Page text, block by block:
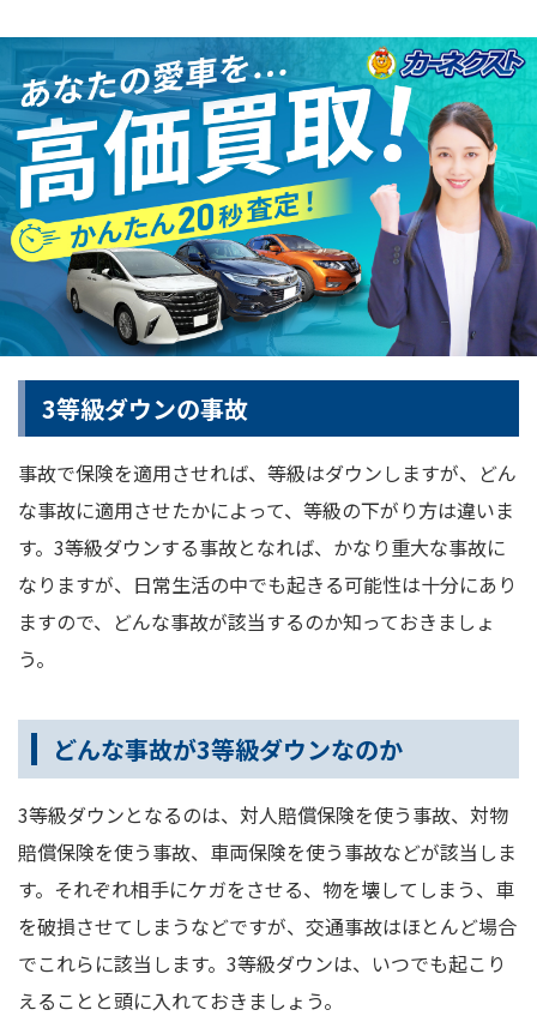
3等級ダウンの事故
事故で保険を適用させれば、等級はダウンしますが、どん
な事故に適用させたかによって、等級の下がり方は違いま
す。3等級ダウンする事故となれば、かなり重大な事故に
なりますが、日常生活の中でも起きる可能性は十分にあり
ますので、どんな事故が該当するのか知っておきましょ
う。
どんな事故が3等級ダウンなのか
3等級ダウンとなるのは、対人賠償保険を使う事故、対物
賠償保険を使う事故、車両保険を使う事故などが該当しま
す。それぞれ相手にケガをさせる、物を壊してしまう、車
を破損させてしまうなどですが、交通事故はほとんど場合
でこれらに該当します。3等級ダウンは、いつでも起こり
えることと頭に入れておきましょう。